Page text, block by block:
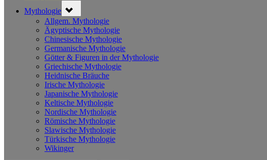
Mythologie sub-
menu
Allgem. Mythologie
Ägyptische Mythologie
Chinesische Mythologie
Germanische Mythologie
Götter & Figuren in der Mythologie
Griechische Mythologie
Heidnische Bräuche
Irische Mythologie
Japanische Mythologie
Keltische Mythologie
Nordische Mythologie
Römische Mythologie
Slawische Mythologie
Türkische Mythologie
Wikinger